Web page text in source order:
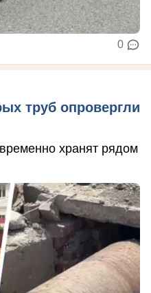
0
труб опровергли
хранят рядом